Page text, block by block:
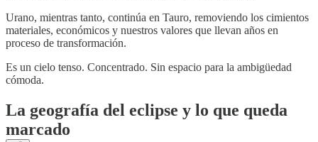
Urano, mientras tanto, continúa en Tauro, removiendo los cimientos
materiales, económicos y nuestros valores que llevan años en
proceso de transformación.
Es un cielo tenso. Concentrado. Sin espacio para la ambigüedad
cómoda.
La geografía del eclipse y lo que queda
marcado